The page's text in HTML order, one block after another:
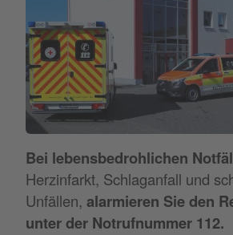
Bei lebensbedrohlichen
Herzinfarkt, Schlaganfall und
Unfällen, alarmieren Sie den
unter der Notrufnummer 112.